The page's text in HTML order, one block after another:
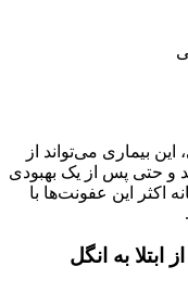
بیماری می‌تواند از
و حتی پس از یک بهبودی
اکثر این عفونت‌ها با
به انگل